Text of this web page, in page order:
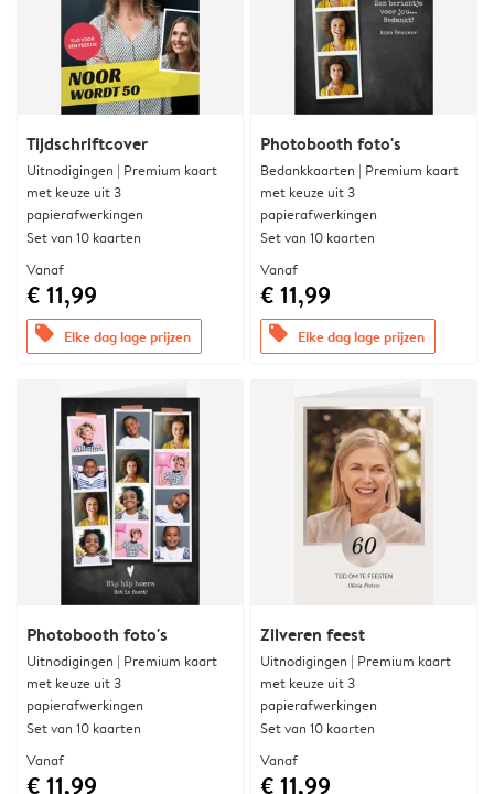
Tijdschriftcover
Uitnodigingen | Premium kaart
met keuze uit 3
papierafwerkingen
Set van 10 kaarten
Vanaf
€ 11,99
offers Elke dag lage prijzen
Photobooth foto's
Bedankkaarten | Premium kaart
met keuze uit 3
papierafwerkingen
Set van 10 kaarten
Vanaf
€ 11,99
offers Elke dag lage prijzen
Photobooth foto's
Uitnodigingen | Premium kaart
met keuze uit 3
papierafwerkingen
Set van 10 kaarten
Vanaf
€ 11,99
Zilveren feest
Uitnodigingen | Premium kaart
met keuze uit 3
papierafwerkingen
Set van 10 kaarten
Vanaf
€ 11,99